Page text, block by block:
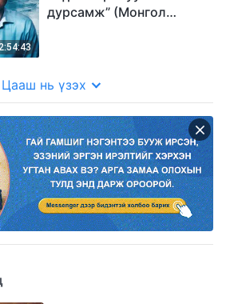
дурсамж” (Монгол
Цааш нь үзэх